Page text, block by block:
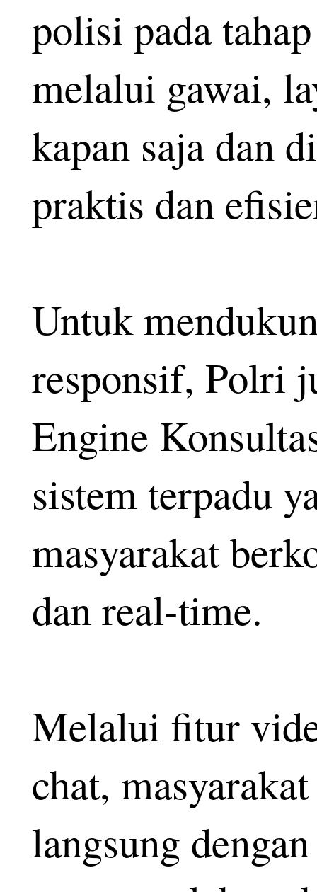
polisi pada
melalui gawai,
kapan saja dan
praktis dan
Untuk
responsif, Polri
Engine
sistem terpadu
masyarakat
dan real-time.
Melalui fitur
chat,
langsung